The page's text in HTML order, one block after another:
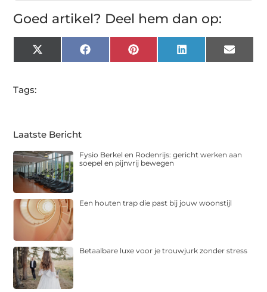
Goed artikel? Deel hem dan op:
X
(Twitter)
FacebookPinterest LinkedIn Email
Tags:
Laatste Bericht
Fysio Berkel en Rodenrijs: gericht werken aan
soepel en pijnvrij bewegen
Een houten trap die past bij jouw woonstijl
Betaalbare luxe voor je trouwjurk zonder stress